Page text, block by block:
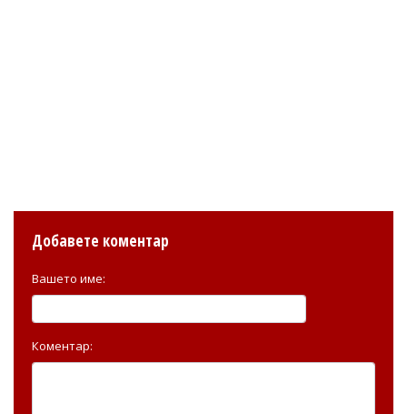
Добавете коментар
Вашето име:
Коментар: